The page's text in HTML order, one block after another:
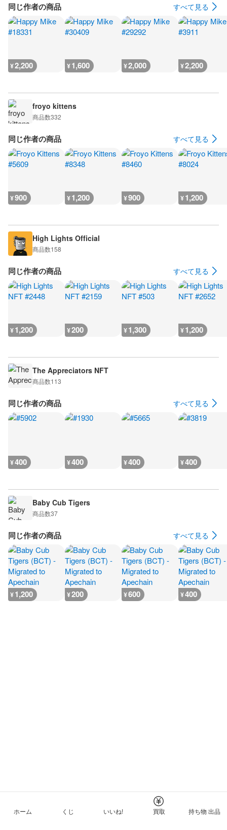
同じ作者の商品 すべて見る
¥2,200 ¥1,600 ¥2,000 ¥2,200
froyo kittens
商品数332
同じ作者の商品 すべて見る
¥900 ¥1,200 ¥900 ¥1,200
High Lights Official
商品数158
同じ作者の商品 すべて見る
¥1,200 ¥200 ¥1,300 ¥1,200
The Appreciators NFT
商品数113
同じ作者の商品 すべて見る
¥400 ¥400 ¥400 ¥400
Baby Cub Tigers
商品数37
同じ作者の商品 すべて見る
¥1,200 ¥200 ¥600 ¥400
ホーム くじ いいね! 買取 持ち物 出品